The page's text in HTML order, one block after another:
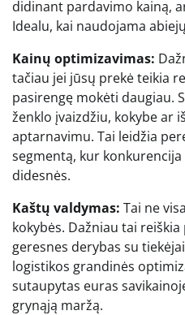
didinant pardavimo kainą,
Idealu, kai naudojama
Kainų optimizavimas:
tačiau jei jūsų prekė teikia
pasirengę mokėti daugiau.
ženklo įvaizdžiu, kokybe ar
aptarnavimu. Tai leidžia
segmentą, kur
didesnės.
Kaštų valdymas: Tai ne
kokybės. Dažniau tai
geresnes derybas su
logistikos grandinės
sutaupytas euras
grynąją maržą.